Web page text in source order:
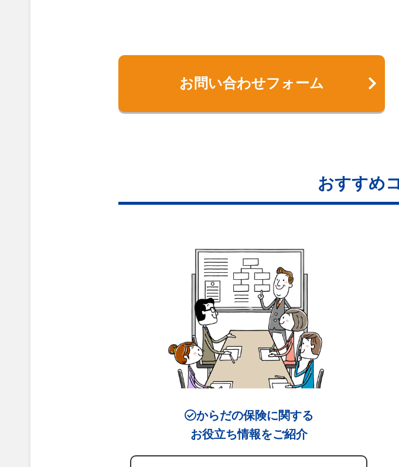
お問い合わせフォーム
おすすめ
からだの保険に関する
お役立ち情報をご紹介